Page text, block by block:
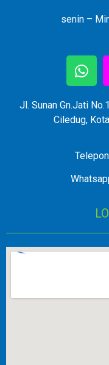
senin –
Jl. Sunan Gn.Jati
Ciledug,